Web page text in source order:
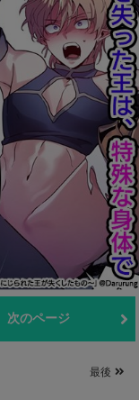
次のページ
最後